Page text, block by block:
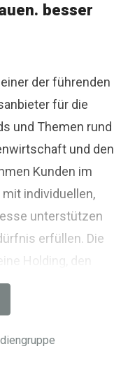
besser
der führenden
für die
und Themen rund
und den
Kunden im
individuellen,
unterstützen
erfüllen. Die
Holding, den
und mit der BIM
für Akteure der